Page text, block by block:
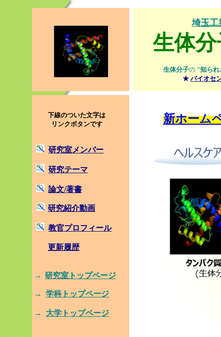
埼玉工
生体
生体分子の"知られ
★ バイオセ
下線のついた文字は
リンクボタンです
研究室メンバー
研究テーマ
論文/著書
研究紹介動画
教官プロフィール
更新履歴
→ 研究室トップページ
→ 学科トップページ
→ 大学トップページ
新ホーム